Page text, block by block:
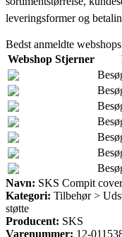
leveringsformer og
Bedst anmeldte webshops
Webshop Stjerner
Navn: SKS Compit
Kategori: Tilbehør >
støtte
Producent: SKS
Varenummer: 12-